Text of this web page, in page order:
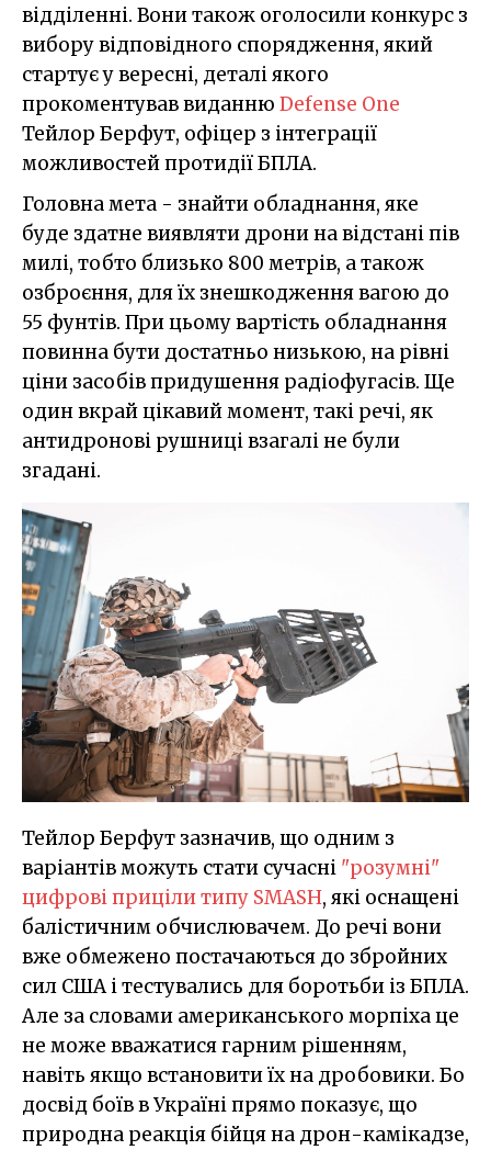
відділенні. Вони також оголосили конкурс з
вибору відповідного спорядження, який
стартує у вересні, деталі якого
прокоментував виданню Defense One
Тейлор Берфут, офіцер з інтеграції
можливостей протидії БПЛА.
Головна мета - знайти обладнання, яке
буде здатне виявляти дрони на відстані пів
милі, тобто близько 800 метрів, а також
озброєння, для їх знешкодження вагою до
55 фунтів. При цьому вартість обладнання
повинна бути достатньо низькою, на рівні
ціни засобів придушення радіофугасів. Ще
один вкрай цікавий момент, такі речі, як
антидронові рушниці взагалі не були
згадані.
Тейлор Берфут зазначив, що одним з
варіантів можуть стати сучасні "розумні"
цифрові приціли типу SMASH, які оснащені
балістичним обчислювачем. До речі вони
вже обмежено постачаються до збройних
сил США і тестувались для боротьби із БПЛА.
Але за словами американського морпіха це
не може вважатися гарним рішенням,
навіть якщо встановити їх на дробовики. Бо
досвід боїв в Україні прямо показує, що
природна реакція бійця на дрон-камікадзе,